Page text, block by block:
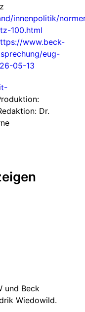
innenpolitik/
100.html
www.beck-
eug-
05-13
Dr.
und Beck
Wiedowild.